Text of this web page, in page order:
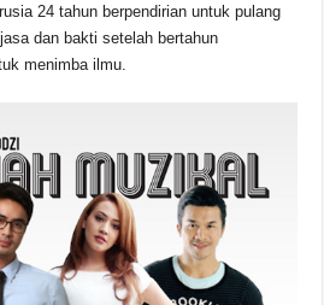
24 tahun berpendirian untuk pulang
dan bakti setelah bertahun
menimba ilmu.